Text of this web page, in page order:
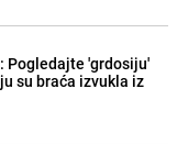
Pogledajte 'grdosiju'
su braća izvukla iz